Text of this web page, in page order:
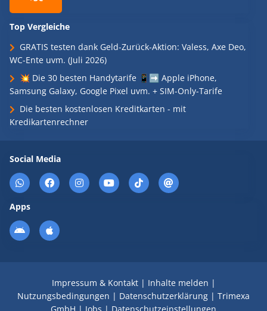
Top Vergleiche
GRATIS testen dank Geld-Zurück-Aktion: Valess, Axe Deo,
WC-Ente uvm. (Juli 2026)
💥 Die 30 besten Handytarife 📱➡️ Apple iPhone,
Samsung Galaxy, Google Pixel uvm. + SIM-Only-Tarife
Die besten kostenlosen Kreditkarten - mit
Kredikartenrechner
Social Media
Apps
Impressum & Kontakt| Inhalte melden |
Nutzungsbedingungen | Datenschutzerklärung | Trimexa
GmbH | Jobs | Datenschutzeinstellungen